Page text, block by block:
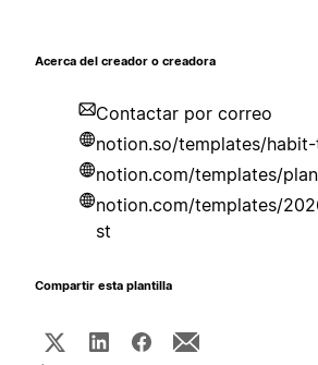
Acerca del creador o creadora
Contactar por correo
notion.so/templates/
notion.com/templates/
notion.com/templates/
st
Compartir esta plantilla